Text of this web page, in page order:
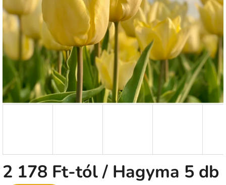
csillag.
2 178 Ft-tól/ Hagyma 5 db